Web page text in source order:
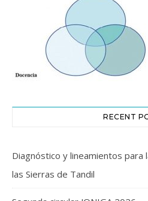
RECENT
Diagnóstico y lineamientos
las Sierras de Tandil